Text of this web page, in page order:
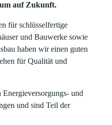
auf Zukunft.
für schlüsselfertige
und Bauwerke sowie
haben wir einen guten
für Qualität und
und
und sind Teil der